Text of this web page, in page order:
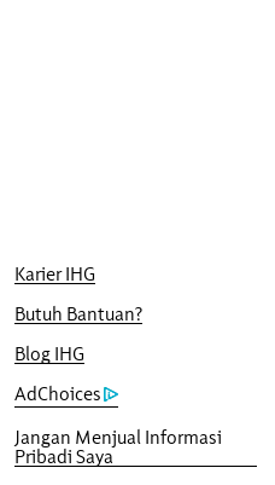
Karier IHG
Butuh Bantuan?
Blog IHG
AdChoices
Jangan Menjual Informasi
Pribadi Saya
Dengan
atau kami akan
Anda lima kali
Club, hingga